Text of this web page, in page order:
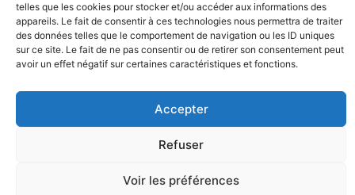
telles que les cookies pour stocker et/ou accéder aux informations des
appareils. Le fait de consentir à ces technologies nous permettra de traiter
des données telles que le comportement de navigation ou les ID uniques
sur ce site. Le fait de ne pas consentir ou de retirer son consentement peut
avoir un effet négatif sur certaines caractéristiques et fonctions.
Accepter
Refuser
Voir les préférences
Nos
partenaires
Mentions
légales